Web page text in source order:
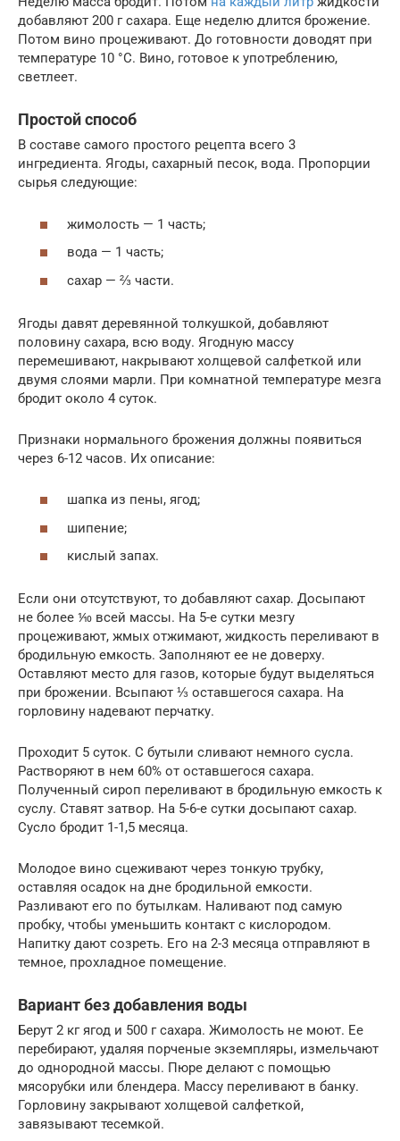
добавляют 200 г сахара. Еще неделю длится брожение.
Потом вино процеживают. До готовности доводят при
температуре 10 °C. Вино, готовое к употреблению,
светлеет.
Простой способ
В составе самого простого рецепта всего 3
ингредиента. Ягоды, сахарный песок, вода. Пропорции
сырья следующие:
жимолость — 1 часть;
вода — 1 часть;
сахар — ⅔ части.
Ягоды давят деревянной толкушкой, добавляют
половину сахара, всю воду. Ягодную массу
перемешивают, накрывают холщевой салфеткой или
двумя слоями марли. При комнатной температуре мезга
бродит около 4 суток.
Признаки нормального брожения должны появиться
через 6-12 часов. Их описание:
шапка из пены, ягод;
шипение;
кислый запах.
Если они отсутствуют, то добавляют сахар. Досыпают
не более ⅒ всей массы. На 5-е сутки мезгу
процеживают, жмых отжимают, жидкость переливают в
бродильную емкость. Заполняют ее не доверху.
Оставляют место для газов, которые будут выделяться
при брожении. Всыпают ⅓ оставшегося сахара. На
горловину надевают перчатку.
Проходит 5 суток. С бутыли сливают немного сусла.
Растворяют в нем 60% от оставшегося сахара.
Полученный сироп переливают в бродильную емкость к
суслу. Ставят затвор. На 5-6-е сутки досыпают сахар.
Сусло бродит 1-1,5 месяца.
Молодое вино сцеживают через тонкую трубку,
оставляя осадок на дне бродильной емкости.
Разливают его по бутылкам. Наливают под самую
пробку, чтобы уменьшить контакт с кислородом.
Напитку дают созреть. Его на 2-3 месяца отправляют в
темное, прохладное помещение.
Вариант без добавления воды
Берут 2 кг ягод и 500 г сахара. Жимолость не моют. Ее
перебирают, удаляя порченые экземпляры, измельчают
до однородной массы. Пюре делают с помощью
мясорубки или блендера. Массу переливают в банку.
Горловину закрывают холщевой салфеткой,
завязывают тесемкой.